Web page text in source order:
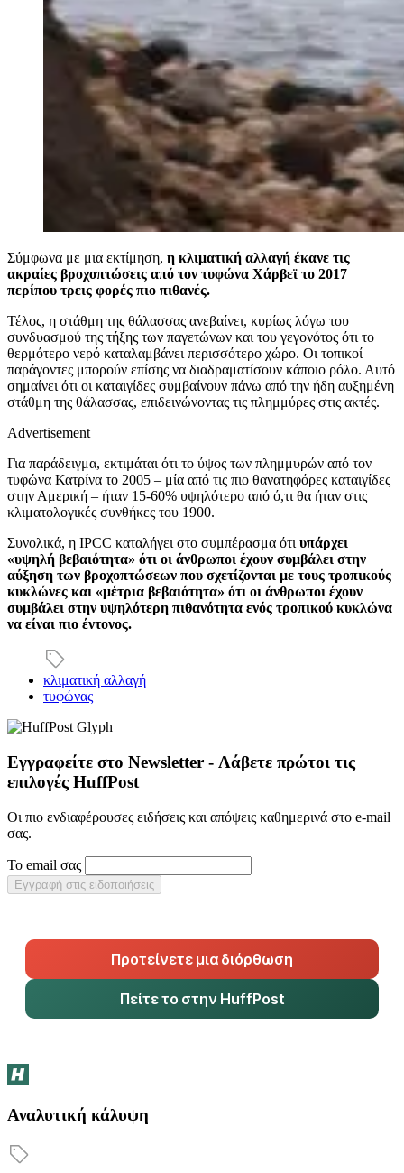
Σύμφωνα με μια εκτίμηση, η κλιματική αλλαγή έκανε τις
ακραίες βροχοπτώσεις από τον τυφώνα Χάρβεϊ το 2017
περίπου τρεις φορές πιο πιθανές.
Τέλος, η στάθμη της θάλασσας ανεβαίνει, κυρίως λόγω του
συνδυασμού της τήξης των παγετώνων και του γεγονότος ότι το
θερμότερο νερό καταλαμβάνει περισσότερο χώρο. Οι τοπικοί
παράγοντες μπορούν επίσης να διαδραματίσουν κάποιο ρόλο. Αυτό
σημαίνει ότι οι καταιγίδες συμβαίνουν πάνω από την ήδη αυξημένη
στάθμη της θάλασσας, επιδεινώνοντας τις πλημμύρες στις ακτές.
Advertisement
Για παράδειγμα, εκτιμάται ότι το ύψος των πλημμυρών από τον
τυφώνα Κατρίνα το 2005 – μία από τις πιο θανατηφόρες καταιγίδες
στην Αμερική – ήταν 15-60% υψηλότερο από ό,τι θα ήταν στις
κλιματολογικές συνθήκες του 1900.
Συνολικά, η IPCC καταλήγει στο συμπέρασμα ότι υπάρχει
«υψηλή βεβαιότητα» ότι οι άνθρωποι έχουν συμβάλει στην
αύξηση των βροχοπτώσεων που σχετίζονται με τους τροπικούς
κυκλώνες και «μέτρια βεβαιότητα» ότι οι άνθρωποι έχουν
συμβάλει στην υψηλότερη πιθανότητα ενός τροπικού κυκλώνα
να είναι πιο έντονος.
κλιματική αλλαγή
τυφώνας
Εγγραφείτε στο Newsletter - Λάβετε πρώτοι τις
επιλογές HuffPost
Οι πιο ενδιαφέρουσες ειδήσεις και απόψεις καθημερινά στο e-mail
σας.
Το email σας
Εγγραφή στις ειδοποιήσεις
Προτείνετε μια διόρθωση
Πείτε το στην HuffPost
Αναλυτική κάλυψη